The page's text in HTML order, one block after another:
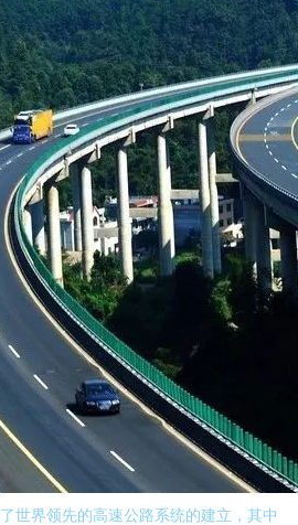
世界领先的高速公路系统的建立，其中